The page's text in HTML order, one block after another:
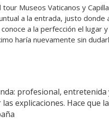
Museos Vaticanos y
a la entrada, justo
a la perfección el
haría nuevamente sin
profesional,
explicaciones. Hace que